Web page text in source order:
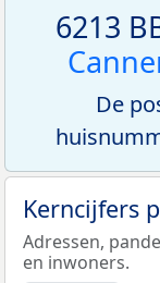
6213
De
Kerncijfers
Adressen,
en inwoners.